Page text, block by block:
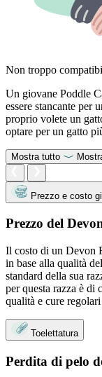
Non troppo
Un giovane Poddle
essere stancante per
proprio volete un
optare per un gatto
Mostra tutto
Prezzo e costo
Prezzo del
Il costo di un Devon
in base alla qualità
standard della sua
per questa razza è di
qualità e cure
Toelettatura
Perdita di pelo